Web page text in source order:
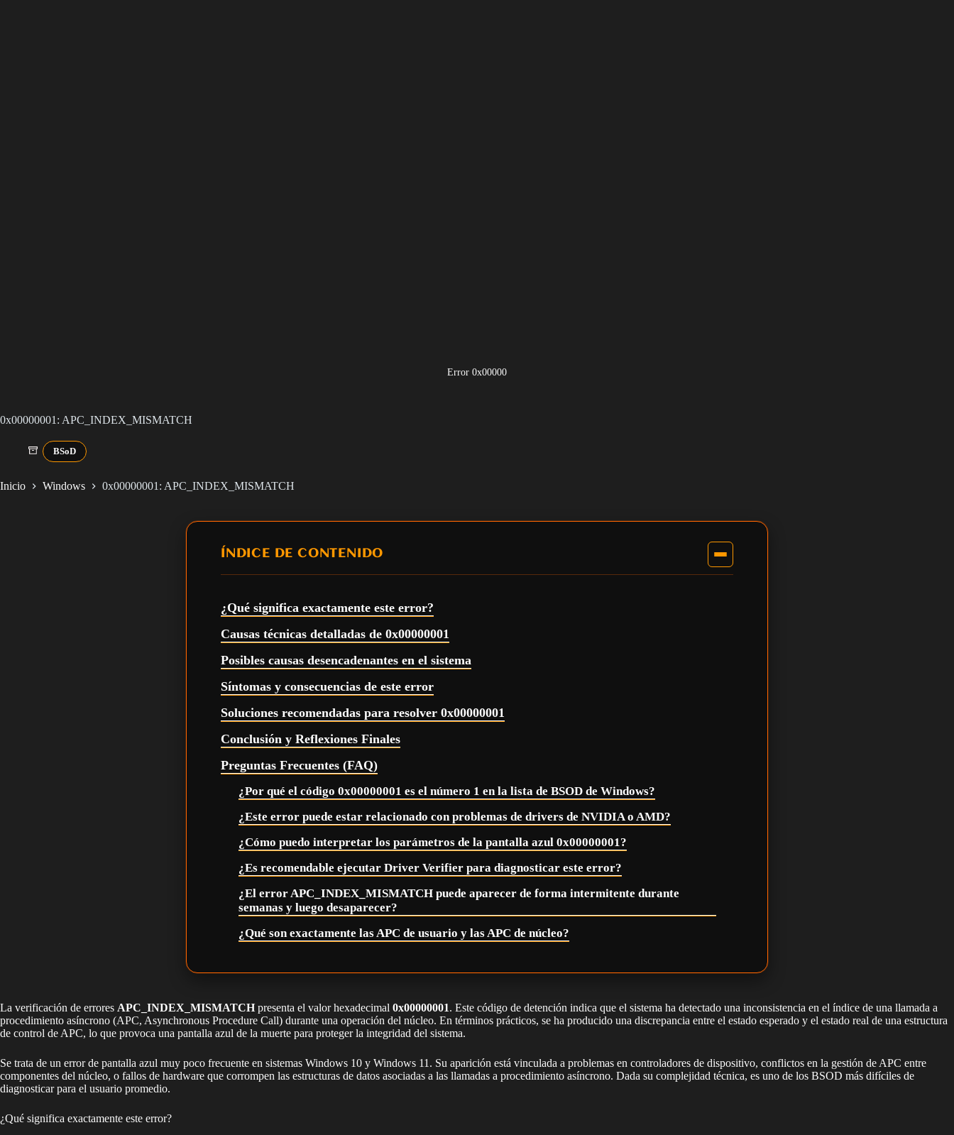
Error 0x00000
0x00000001: APC_INDEX_MISMATCH
BSoD
Inicio Windows 0x00000001: APC_INDEX_MISMATCH
ÍNDICE DE CONTENIDO
¿Qué significa exactamente este error?
Causas técnicas detalladas de 0x00000001
Posibles causas desencadenantes en el sistema
Síntomas y consecuencias de este error
Soluciones recomendadas para resolver 0x00000001
Conclusión y Reflexiones Finales
Preguntas Frecuentes (FAQ)
¿Por qué el código 0x00000001 es el número 1 en la lista de BSOD de Windows?
¿Este error puede estar relacionado con problemas de drivers de NVIDIA o AMD?
¿Cómo puedo interpretar los parámetros de la pantalla azul 0x00000001?
¿Es recomendable ejecutar Driver Verifier para diagnosticar este error?
¿El error APC_INDEX_MISMATCH puede aparecer de forma intermitente durante
semanas y luego desaparecer?
¿Qué son exactamente las APC de usuario y las APC de núcleo?
La verificación de errores APC_INDEX_MISMATCH presenta el valor hexadecimal 0x00000001. Este código de detención indica que el sistema ha detectado una inconsistencia en el índice de una llamada a
procedimiento asíncrono (APC, Asynchronous Procedure Call) durante una operación del núcleo. En términos prácticos, se ha producido una discrepancia entre el estado esperado y el estado real de una estructura
de control de APC, lo que provoca una pantalla azul de la muerte para proteger la integridad del sistema.
Se trata de un error de pantalla azul muy poco frecuente en sistemas Windows 10 y Windows 11. Su aparición está vinculada a problemas en controladores de dispositivo, conflictos en la gestión de APC entre
componentes del núcleo, o fallos de hardware que corrompen las estructuras de datos asociadas a las llamadas a procedimiento asíncrono. Dada su complejidad técnica, es uno de los BSOD más difíciles de
diagnosticar para el usuario promedio.
¿Qué significa exactamente este error?